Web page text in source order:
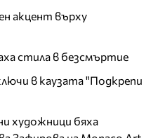
акцент върху
стила в безсмъртие
в каузата "Подкрепи
художници бяха